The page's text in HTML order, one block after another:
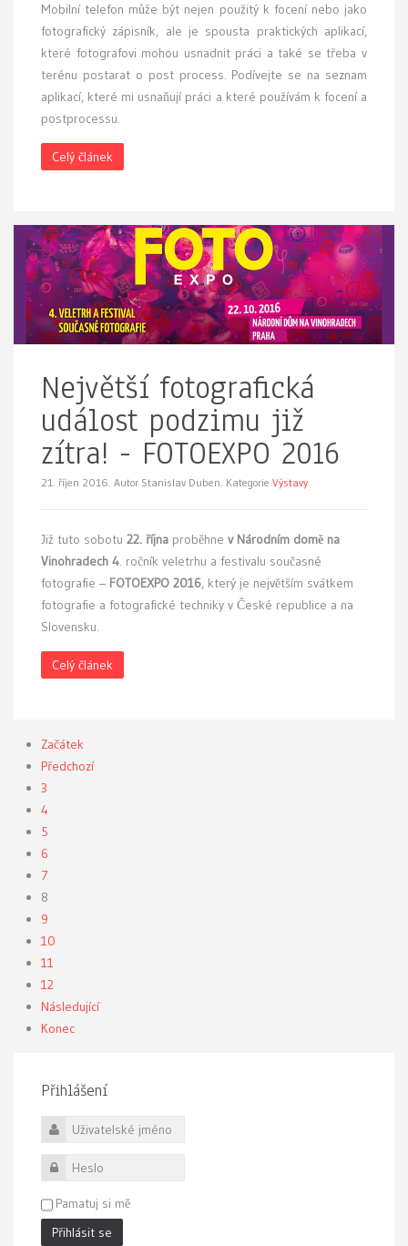
Mobilní telefon může být nejen použitý k focení nebo jako
fotografický zápisník, ale je spousta praktických aplikací,
které fotografovi mohou usnadnit práci a také se třeba v
terénu postarat o post process. Podívejte se na seznam
aplikací, které mi usnaňují práci a které používám k focení a
postprocessu.
Celý článek
Největší fotografická
událost podzimu již
zítra! - FOTOEXPO 2016
21. říjen 2016. Autor Stanislav Duben. Kategorie Výstavy
Již tuto sobotu 22. října proběhne v Národním domě na
Vinohradech 4. ročník veletrhu a festivalu současné
fotografie – FOTOEXPO 2016, který je největším svátkem
fotografie a fotografické techniky v České republice a na
Slovensku.
Celý článek
Začátek
Předchozí
3
4
5
6
7
8
9
10
11
12
Následující
Konec
Přihlášení
Uživatelské jméno
Heslo
Pamatuj si mě
Přihlásit se